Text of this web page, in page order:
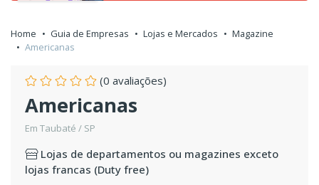
Home Guia de Empresas Lojas e Mercados
Magazine
Americanas
(0 avaliações)
Americanas
Em Taubaté / SP
Lojas de departamentos ou magazines exceto
lojas francas (Duty free)